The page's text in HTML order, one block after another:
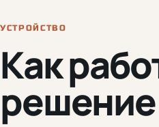
УСТРОЙСТВО
Как
решение